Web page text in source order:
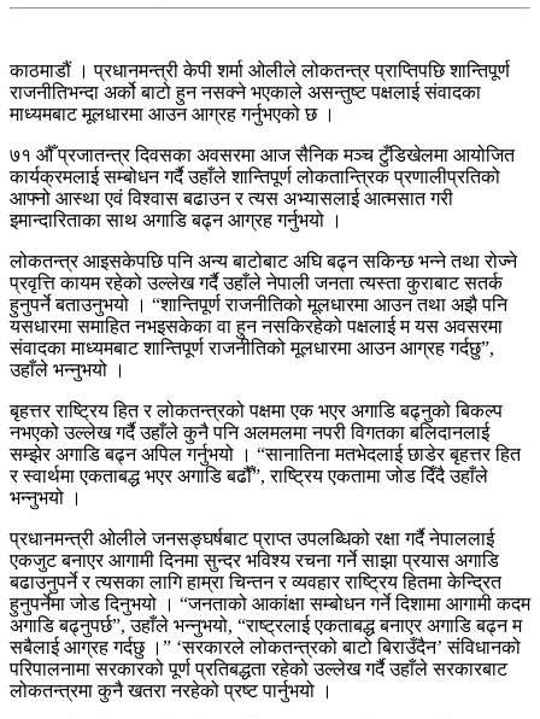
काठमाडौं । प्रधानमन्त्री केपी शर्मा ओलीले लोकतन्त्र प्राप्तिपछि शान्तिपूर्ण
राजनीतिभन्दा अर्को बाटो हुन नसक्ने भएकाले असन्तुष्ट पक्षलाई संवादका
माध्यमबाट मूलधारमा आउन आग्रह गर्नुभएको छ ।
७१ औँ प्रजातन्त्र दिवसका अवसरमा आज सैनिक मञ्च टुँडिखेलमा आयोजित
कार्यक्रमलाई सम्बोधन गर्दै उहाँले शान्तिपूर्ण लोकतान्त्रिक प्रणालीप्रतिको
आफ्नो आस्था एवं विश्वास बढाउन र त्यस अभ्यासलाई आत्मसात गरी
इमान्दारिताका साथ अगाडि बढ्न आग्रह गर्नुभयो ।
लोकतन्त्र आइसकेपछि पनि अन्य बाटोबाट अघि बढ्न सकिन्छ भन्ने तथा रोज्ने
प्रवृत्ति कायम रहेको उल्लेख गर्दै उहाँले नेपाली जनता त्यस्ता कुराबाट सतर्क
हुनुपर्ने बताउनुभयो । “शान्तिपूर्ण राजनीतिको मूलधारमा आउन तथा अझै पनि
यसधारमा समाहित नभइसकेका वा हुन नसकिरहेको पक्षलाई म यस अवसरमा
संवादका माध्यमबाट शान्तिपूर्ण राजनीतिको मूलधारमा आउन आग्रह गर्दछु”,
उहाँले भन्नुभयो ।
बृहत्तर राष्ट्रिय हित र लोकतन्त्रको पक्षमा एक भएर अगाडि बढ्नुको बिकल्प
नभएको उल्लेख गर्दै उहाँले कुनै पनि अलमलमा नपरी विगतका बलिदानलाई
सम्झेर अगाडि बढ्न अपिल गर्नुभयो । “सानातिना मतभेदलाई छाडेर बृहत्तर हित
र स्वार्थमा एकताबद्ध भएर अगाडि बढौँ”, राष्ट्रिय एकतामा जोड दिँदै उहाँले
भन्नुभयो ।
प्रधानमन्त्री ओलीले जनसङ्घर्षबाट प्राप्त उपलब्धिको रक्षा गर्दै नेपाललाई
एकजुट बनाएर आगामी दिनमा सुन्दर भविश्य रचना गर्ने साझा प्रयास अगाडि
बढाउनुपर्ने र त्यसका लागि हाम्रा चिन्तन र व्यवहार राष्ट्रिय हितमा केन्द्रित
हुनुपर्नेमा जोड दिनुभयो । “जनताको आकांक्षा सम्बोधन गर्ने दिशामा आगामी कदम
अगाडि बढ्नुपर्छ”, उहाँले भन्नुभयो, “राष्ट्रलाई एकताबद्ध बनाएर अगाडि बढ्न म
सबैलाई आग्रह गर्दछु ।” ‘सरकारले लोकतन्त्रको बाटो बिराउँदैन’ संविधानको
परिपालनामा सरकारको पूर्ण प्रतिबद्धता रहेको उल्लेख गर्दै उहाँले सरकारबाट
लोकतन्त्रमा कुनै खतरा नरहेको प्रष्ट पार्नुभयो ।